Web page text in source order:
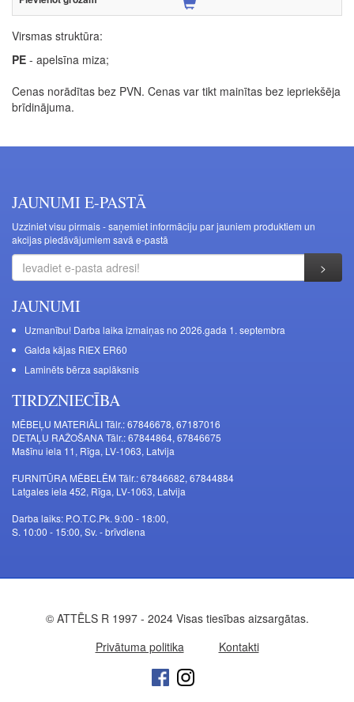
Virsmas struktūra:
PE - apelsīna miza;
Cenas norādītas bez PVN. Cenas var tikt mainītas bez iepriekšēja
brīdinājuma.
JAUNUMI E-PASTĀ
Uzziniet visu pirmais - saņemiet informāciju par jauniem produktiem un
akcijas piedāvājumiem savā e-pastā
JAUNUMI
Uzmanību! Darba laika izmaiņas no 2026.gada 1. septembra
Galda kājas RIEX ER60
Laminēts bērza saplāksnis
TIRDZNIECĪBA
MĒBEĻU MATERIĀLI Tālr.: 67846678, 67187016
DETAĻU RAŽOŠANA Tālr.: 67844864, 67846675
Mašīnu iela 11, Rīga, LV-1063, Latvija
FURNITŪRA MĒBELĒM Tālr.: 67846682, 67844884
Latgales iela 452, Rīga, LV-1063, Latvija
Darba laiks: P.O.T.C.Pk. 9:00 - 18:00,
S. 10:00 - 15:00, Sv. - brīvdiena
© ATTĒLS R 1997 - 2024 Visas tiesības aizsargātas.
Privātuma politika
Kontakti